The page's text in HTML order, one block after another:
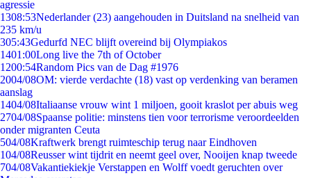
agressie
1308:53Nederlander (23) aangehouden in Duitsland na snelheid van
235 km/u
305:43Gedurfd NEC blijft overeind bij Olympiakos
1401:00Long live the 7th of October
1200:54Random Pics van de Dag #1976
2004/08OM: vierde verdachte (18) vast op verdenking van beramen
aanslag
1404/08Italiaanse vrouw wint 1 miljoen, gooit kraslot per abuis weg
2704/08Spaanse politie: minstens tien voor terrorisme veroordeelden
onder migranten Ceuta
504/08Kraftwerk brengt ruimteschip terug naar Eindhoven
104/08Reusser wint tijdrit en neemt geel over, Nooijen knap tweede
704/08Vakantiekiekje Verstappen en Wolff voedt geruchten over